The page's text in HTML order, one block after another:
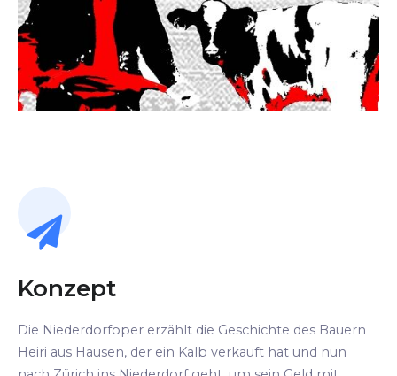
Konzept
Die Niederdorfoper erzählt die Geschichte des Bauern
Heiri aus Hausen, der ein Kalb verkauft hat und nun